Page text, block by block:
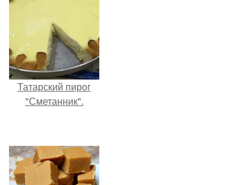
Татарский пирог
"Сметанник".